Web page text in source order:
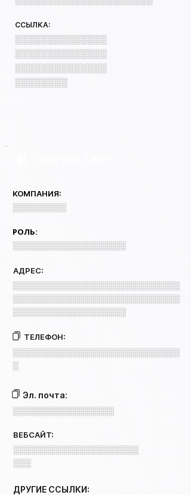
ССЫЛКА:
░░░░░░░░░░░░░░
░░░░░░░░░░░░░░
░░░░░░░░░░░░░░
░░░░░░░░
КОМПАНИЯ:
░░░░░░░░░
РОЛЬ:
░░░░░░░░░░░░░░░░░░░
АДРЕС:
░░░░░░░░░░░░░░░░░░░░░░░░░░░░
░░░░░░░░░░░░░░░░░░░░░░░░░░░░
░░░░░░░░░░░░░░░░░░░
ТЕЛЕФОН:
░░░░░░░░░░░░░░░░░░░░░░░░░░░░
░
Эл. почта:
░░░░░░░░░░░░░░░░░
ВЕБСАЙТ:
░░░░░░░░░░░░░░░░░░░░░
░░░
ДРУГИЕ ССЫЛКИ: